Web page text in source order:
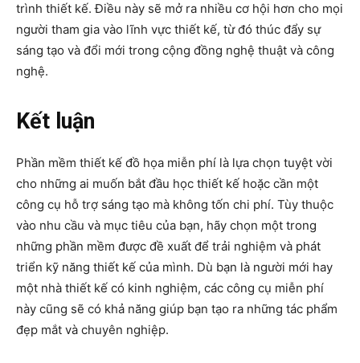
trình thiết kế. Điều này sẽ mở ra nhiều cơ hội hơn cho mọi
người tham gia vào lĩnh vực thiết kế, từ đó thúc đẩy sự
sáng tạo và đổi mới trong cộng đồng nghệ thuật và công
nghệ.
Kết luận
Phần mềm thiết kế đồ họa miễn phí là lựa chọn tuyệt vời
cho những ai muốn bắt đầu học thiết kế hoặc cần một
công cụ hỗ trợ sáng tạo mà không tốn chi phí. Tùy thuộc
vào nhu cầu và mục tiêu của bạn, hãy chọn một trong
những phần mềm được đề xuất để trải nghiệm và phát
triển kỹ năng thiết kế của mình. Dù bạn là người mới hay
một nhà thiết kế có kinh nghiệm, các công cụ miễn phí
này cũng sẽ có khả năng giúp bạn tạo ra những tác phẩm
đẹp mắt và chuyên nghiệp.